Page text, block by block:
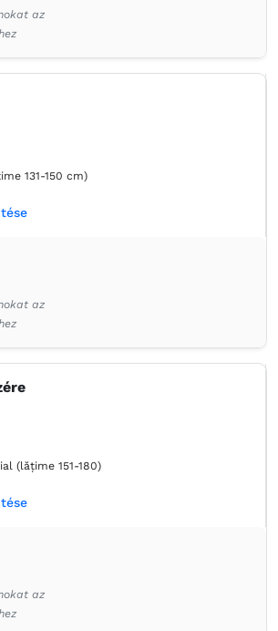
az
131-150 cm)
Szemetes
WC-papír Tükör
Hajszárító
az
(lățime 151-180)
(lățime 90-130 cm, nu se poate uni)
Szemetes
az